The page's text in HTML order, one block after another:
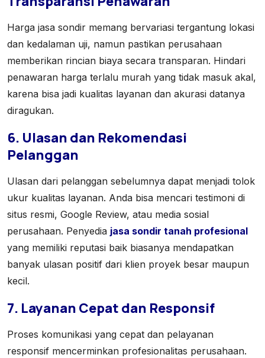
Harga jasa sondir memang bervariasi tergantung lokasi
dan kedalaman uji, namun pastikan perusahaan
memberikan rincian biaya secara transparan. Hindari
penawaran harga terlalu murah yang tidak masuk akal,
karena bisa jadi kualitas layanan dan akurasi datanya
diragukan.
6. Ulasan dan Rekomendasi
Pelanggan
Ulasan dari pelanggan sebelumnya dapat menjadi tolok
ukur kualitas layanan. Anda bisa mencari testimoni di
situs resmi, Google Review, atau media sosial
perusahaan. Penyedia jasa sondir tanah profesional
yang memiliki reputasi baik biasanya mendapatkan
banyak ulasan positif dari klien proyek besar maupun
kecil.
7. Layanan Cepat dan Responsif
Proses komunikasi yang cepat dan pelayanan
responsif mencerminkan profesionalitas perusahaan.